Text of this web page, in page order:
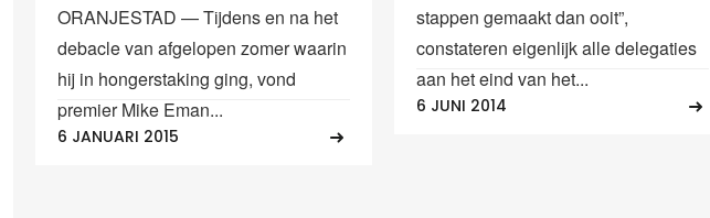
ORANJESTAD — Tijdens en na het
debacle van afgelopen zomer waarin
hij in hongerstaking ging, vond
premier Mike Eman...
6 JANUARI 2015
stappen gemaakt dan ooit”,
constateren eigenlijk alle delegaties
aan het eind van het...
6 JUNI 2014